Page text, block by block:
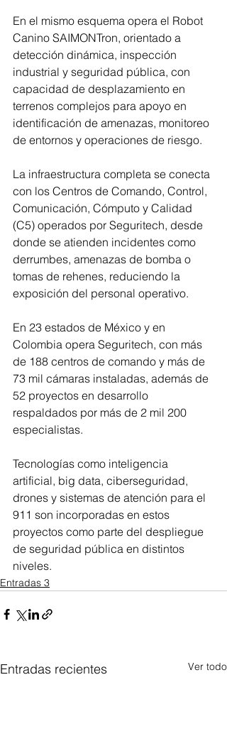
En el mismo esquema opera el Robot
Canino SAIMONTron, orientado a
detección dinámica, inspección
industrial y seguridad pública, con
capacidad de desplazamiento en
terrenos complejos para apoyo en
identificación de amenazas, monitoreo
de entornos y operaciones de riesgo.
La infraestructura completa se conecta
con los Centros de Comando, Control,
Comunicación, Cómputo y Calidad
(C5) operados por Seguritech, desde
donde se atienden incidentes como
derrumbes, amenazas de bomba o
tomas de rehenes, reduciendo la
exposición del personal operativo.
En 23 estados de México y en
Colombia opera Seguritech, con más
de 188 centros de comando y más de
73 mil cámaras instaladas, además de
52 proyectos en desarrollo
respaldados por más de 2 mil 200
especialistas.
Tecnologías como inteligencia
artificial, big data, ciberseguridad,
drones y sistemas de atención para el
911 son incorporadas en estos
proyectos como parte del despliegue
de seguridad pública en distintos
niveles.
Entradas 3
Entradas recientes Ver todo